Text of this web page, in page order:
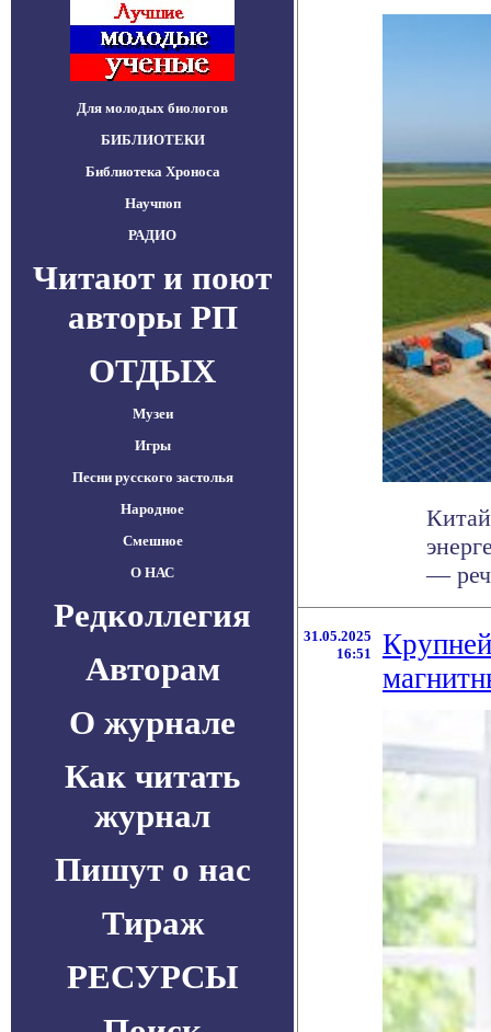
Для молодых биологов
БИБЛИОТЕКИ
Библиотека Хроноса
Научпоп
РАДИО
Читают и поют
авторы РП
ОТДЫХ
Музеи
Игры
Песни русского застолья
Народное
Смешное
О НАС
Редколлегия
Авторам
О журнале
Как читать
журнал
Пишут о нас
Тираж
РЕСУРСЫ
—
31.05.2025
16:51